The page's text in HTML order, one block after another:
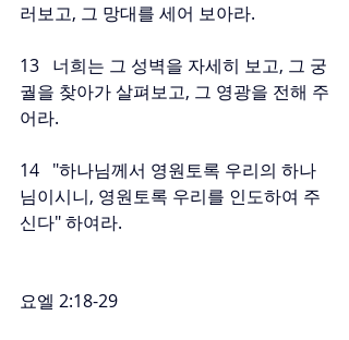
러보고, 그 망대를 세어 보아라.
13   너희는 그 성벽을 자세히 보고, 그 궁
궐을 찾아가 살펴보고, 그 영광을 전해 주
어라.
14   "하나님께서 영원토록 우리의 하나
님이시니, 영원토록 우리를 인도하여 주
신다" 하여라.
요엘 2:18-29